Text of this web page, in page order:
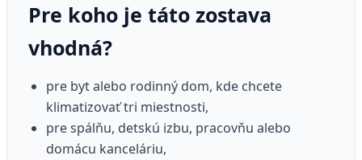
Pre koho je táto zostava
vhodná?
pre byt alebo rodinný dom, kde chcete
klimatizovať tri miestnosti,
pre spálňu, detskú izbu, pracovňu alebo
domácu kanceláriu,